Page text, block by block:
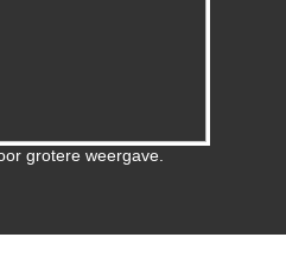
grotere weergave.